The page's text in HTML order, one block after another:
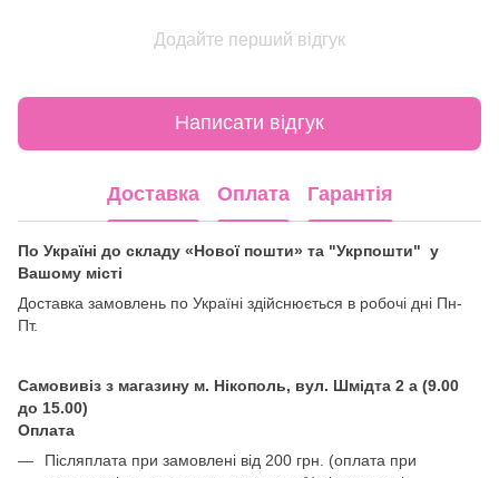
Додайте перший відгук
Написати відгук
Доставка Оплата Гарантія
По Україні до складу «Нової пошти» та "Укрпошти" у
Вашому місті
Доставка замовлень по Україні здійснюється в робочі дні Пн-
Пт.
Самовивіз з магазину м. Нікополь, вул. Шмідта 2 а (9.00
до 15.00)
Оплата
Післяплата при замовлені від 200 грн. (оплата при